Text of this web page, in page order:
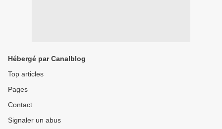
Hébergé par Canalblog
Top articles
Pages
Contact
Signaler un abus